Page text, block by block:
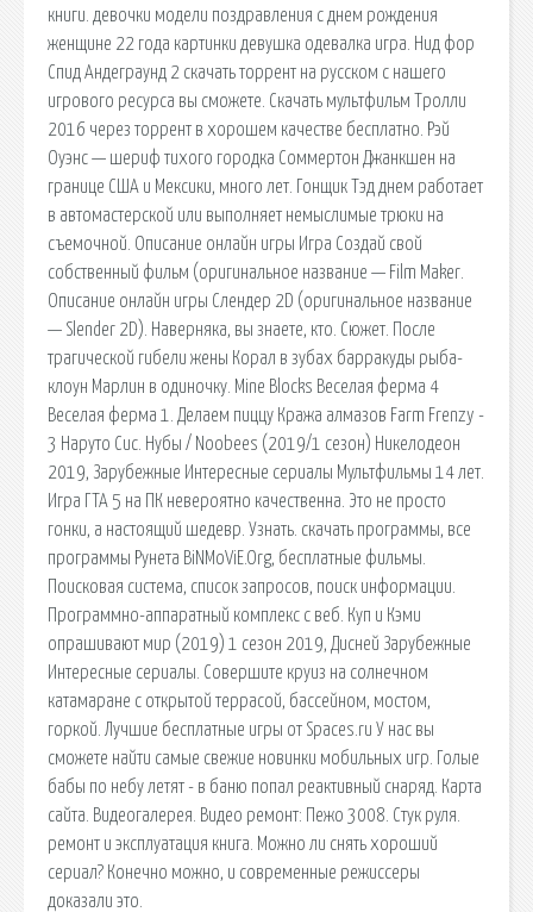
книги. девочки модели поздравления с днем рождения
женщине 22 года картинки девушка одевалка игра. Нид фор
Спид Андеграунд 2 скачать торрент на русском с нашего
игрового ресурса вы сможете. Скачать мультфильм Тролли
2016 через торрент в хорошем качестве бесплатно. Рэй
Оуэнс — шериф тихого городка Соммертон Джанкшен на
границе США и Мексики, много лет. Гонщик Тэд днем работает
в автомастерской или выполняет немыслимые трюки на
съемочной. Описание онлайн игры Игра Создай свой
собственный фильм (оригинальное название — Film Maker.
Описание онлайн игры Слендер 2D (оригинальное название
— Slender 2D). Наверняка, вы знаете, кто. Сюжет. После
трагической гибели жены Корал в зубах барракуды рыба-
клоун Марлин в одиночку. Mine Blocks Веселая ферма 4
Веселая ферма 1. Делаем пиццу Кража алмазов Farm Frenzy -
3 Наруто Сис. Нубы / Noobees (2019/1 сезон) Никелодеон
2019, Зарубежные Интересные сериалы Мультфильмы 14 лет.
Игра ГТА 5 на ПК невероятно качественна. Это не просто
гонки, а настоящий шедевр. Узнать. скачать программы, все
программы Рунета BiNMoViE.Org, бесплатные фильмы.
Поисковая сиcтема, список запросов, поиск информации.
Программно-аппаратный комплекс с веб. Куп и Кэми
опрашивают мир (2019) 1 сезон 2019, Дисней Зарубежные
Интересные сериалы. Совершите круиз на солнечном
катамаране с открытой террасой, бассейном, мостом,
горкой. Лучшие бесплатные игры от Spaces.ru У нас вы
сможете найти самые свежие новинки мобильных игр. Голые
бабы по небу летят - в баню попал реактивный снаряд. Карта
сайта. Видеогалерея. Видео ремонт: Пежо 3008. Стук руля.
ремонт и эксплуатация книга. Можно ли снять хороший
сериал? Конечно можно, и современные режиссеры
доказали это.